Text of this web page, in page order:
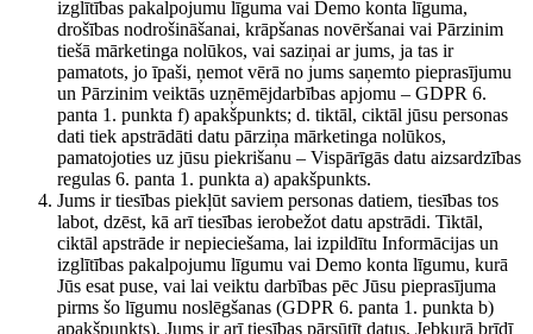
izglītības pakalpojumu līguma vai Demo konta līguma,
drošības nodrošināšanai, krāpšanas novēršanai vai Pārzinim
tiešā mārketinga nolūkos, vai saziņai ar jums, ja tas ir
pamatots, jo īpaši, ņemot vērā no jums saņemto pieprasījumu
un Pārzinim veiktās uzņēmējdarbības apjomu – GDPR 6.
panta 1. punkta f) apakšpunkts; d. tiktāl, ciktāl jūsu personas
dati tiek apstrādāti datu pārziņa mārketinga nolūkos,
pamatojoties uz jūsu piekrišanu – Vispārīgās datu aizsardzības
regulas 6. panta 1. punkta a) apakšpunkts.
Jums ir tiesības piekļūt saviem personas datiem, tiesības tos
labot, dzēst, kā arī tiesības ierobežot datu apstrādi. Tiktāl,
ciktāl apstrāde ir nepieciešama, lai izpildītu Informācijas un
izglītības pakalpojumu līgumu vai Demo konta līgumu, kurā
Jūs esat puse, vai lai veiktu darbības pēc Jūsu pieprasījuma
pirms šo līgumu noslēgšanas (GDPR 6. panta 1. punkta b)
apakšpunkts), Jums ir arī tiesības pārsūtīt datus. Jebkurā brīdī